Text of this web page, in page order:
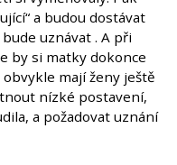
a budou dostávat
uznávat . A při
by si matky dokonce
mají ženy ještě
nízké postavení,
a požadovat uznání